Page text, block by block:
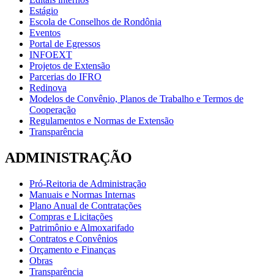
Estágio
Escola de Conselhos de Rondônia
Eventos
Portal de Egressos
INFOEXT
Projetos de Extensão
Parcerias do IFRO
Redinova
Modelos de Convênio, Planos de Trabalho e Termos de
Cooperação
Regulamentos e Normas de Extensão
Transparência
ADMINISTRAÇÃO
Pró-Reitoria de Administração
Manuais e Normas Internas
Plano Anual de Contratações
Compras e Licitações
Patrimônio e Almoxarifado
Contratos e Convênios
Orçamento e Finanças
Obras
Transparência